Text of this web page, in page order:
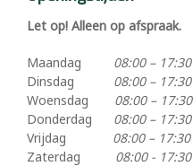
Let op! Alleen op afspraak.
Maandag
08:00 – 17:30
Dinsdag
08:00 – 17:30
Woensdag
08:00 – 17:30
Donderdag
08:00 – 17:30
Vrijdag
08:00 – 17:30
Zaterdag
08:00 - 17:30